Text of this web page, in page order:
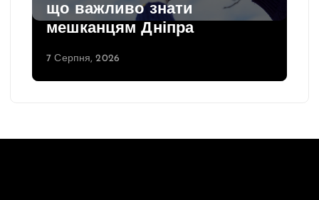
що важливо знати
мешканцям Дніпра
7 Серпня, 2026